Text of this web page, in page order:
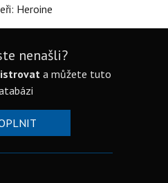
Heroine
nenašli?
a můžete tuto